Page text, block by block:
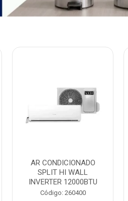
AR CONDICIONADO
SPLIT HI WALL
INVERTER 12000BTU
Código: 260400